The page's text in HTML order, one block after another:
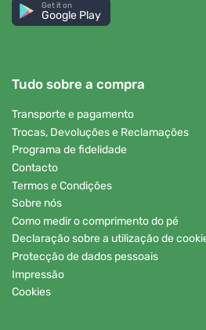
Get it on
Google Play
Tudo sobre a compra
Transporte e pagamento
Trocas, Devoluções e Reclamações
Programa de fidelidade
Contacto
Termos e Condições
Sobre nós
Como medir o comprimento do pé
Declaração sobre a utilização de
Protecção de dados pessoais
Impressão
Cookies